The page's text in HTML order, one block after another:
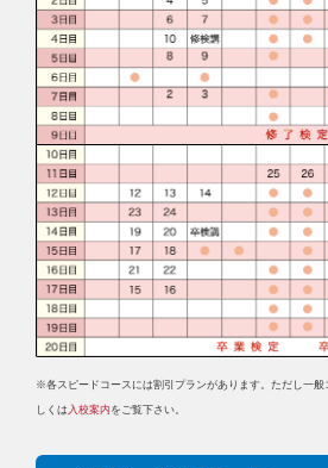
※各スピードコースには割引プランがあります。ただし一
しくは 入校案内 をご覧下さい。